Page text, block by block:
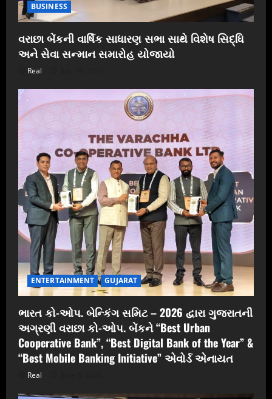
BUSINESS
વરાછા બેંકની વાર્ષિક સાધારણ સભા સાથે વિશેષ સિદ્ધિ
અને સેવા સન્માન સમારોહ યોજાયો
Real
ENTERTAINMENT GUJARAT
ભારત કો-ઓપ. બેન્કિંગ સમિટ – 2026 દ્વારા ગુજરાતની
અગ્રણી વરાછા કો-ઓપ. બેંકને “Best Urban
Cooperative Bank”, “Best Digital Bank of the Year” &
“Best Mobile Banking Initiative” એવોર્ડ એનાયત
Real